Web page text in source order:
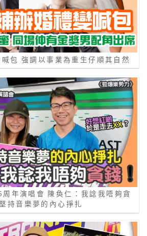
包 強調以事業為重生仔順其自然
年演唱會 陳奐仁：我諗我唔夠貪
持音樂夢的內心掙扎